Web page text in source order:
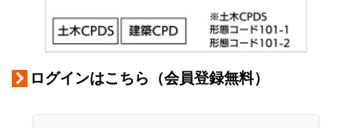
ログインはこちら（会員登録無料）